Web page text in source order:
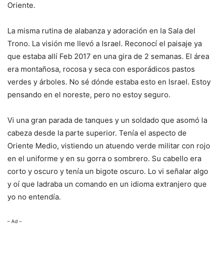
Oriente.
La misma rutina de alabanza y adoración en la Sala del
Trono. La visión me llevó a Israel. Reconocí el paisaje ya
que estaba allí Feb 2017 en una gira de 2 semanas. El área
era montañosa, rocosa y seca con esporádicos pastos
verdes y árboles. No sé dónde estaba esto en Israel. Estoy
pensando en el noreste, pero no estoy seguro.
Vi una gran parada de tanques y un soldado que asomó la
cabeza desde la parte superior. Tenía el aspecto de
Oriente Medio, vistiendo un atuendo verde militar con rojo
en el uniforme y en su gorra o sombrero. Su cabello era
corto y oscuro y tenía un bigote oscuro. Lo vi señalar algo
y oí que ladraba un comando en un idioma extranjero que
yo no entendía.
– Ad –